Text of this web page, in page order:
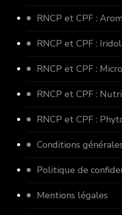
RNCP et CPF :
RNCP et CPF :
RNCP et CPF :
RNCP et CPF :
RNCP et CPF :
Conditions
Politique de
Mentions légales